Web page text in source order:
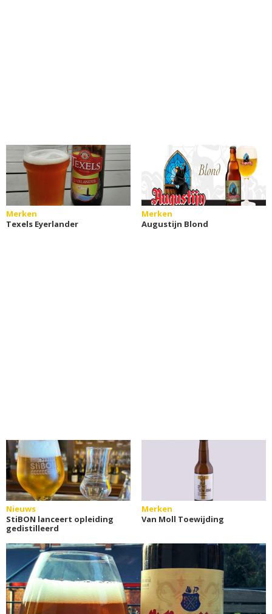
Merken
Texels Eyerlander
Merken
Augustijn Blond
Nieuws
StiBON lanceert opleiding
gedistilleerd
Merken
Van Moll Toewijding